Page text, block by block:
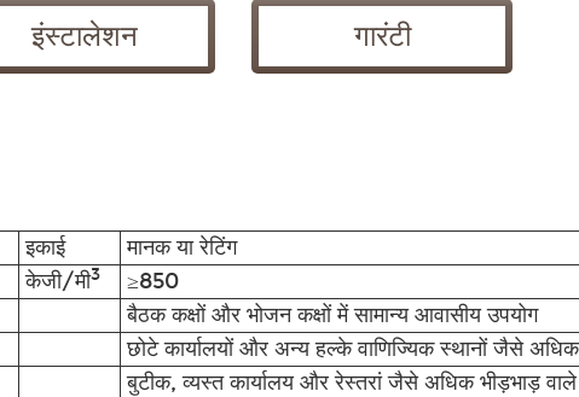
इंस्टालेशन गारंटी
इकाई
मानक या रेटिंग
केजी/मी3
≥850
बैठक कक्षों और भोजन कक्षों में सामान्य आवासीय उपयोग
छोटे कार्यालयों और अन्य हल्के वाणिज्यिक स्थानों जैसे अधिक
बुटीक, व्यस्त कार्यालय और रेस्तरां जैसे अधिक भीड़भाड़ वाले